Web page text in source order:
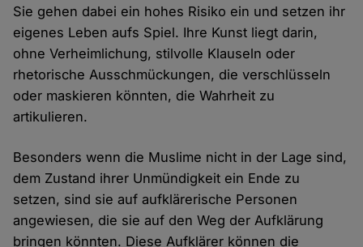
Sie gehen dabei ein hohes Risiko ein und setzen ihr
eigenes Leben aufs Spiel. Ihre Kunst liegt darin,
ohne Verheimlichung, stilvolle Klauseln oder
rhetorische Ausschmückungen, die verschlüsseln
oder maskieren könnten, die Wahrheit zu
artikulieren.
Besonders wenn die Muslime nicht in der Lage sind,
dem Zustand ihrer Unmündigkeit ein Ende zu
setzen, sind sie auf aufklärerische Personen
angewiesen, die sie auf den Weg der Aufklärung
bringen könnten. Diese Aufklärer können die